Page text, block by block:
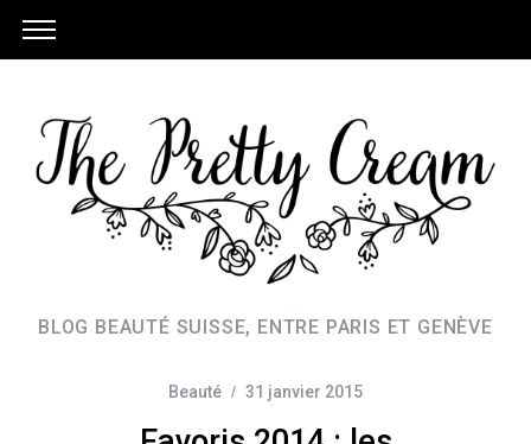
BLOG BEAUTÉ SUISSE, ENTRE PARIS ET GENÈVE
Beauté 31 janvier 2015